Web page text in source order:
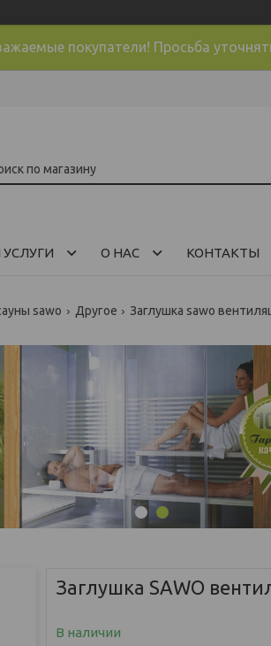
покупатели! Просьба
О НАС КОНТАКТЫ
sawo Другое Заглушка sawo
Заглушка SAWO
В наличии